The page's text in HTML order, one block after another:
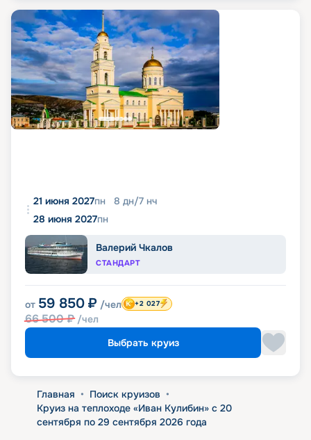
21 июня 2027пн 8 дн/7 нч
28 июня 2027пн
Валерий Чкалов
СТАНДАРТ
от 59 850 ₽ /чел
66 500₽ /чел
+2 027
Выбрать круиз
Главная • Поиск круизов •
Круиз на теплоходе «Иван Кулибин» с 20
сентября по 29 сентября 2026 года